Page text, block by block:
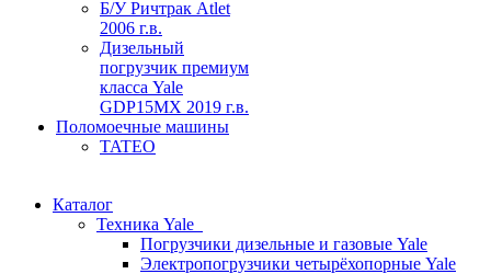
Б/У Ричтрак Atlet
2006 г.в.
Дизельный
погрузчик премиум
класса Yale
GDP15MX 2019 г.в.
Поломоечные машины
TATEO
Каталог
Техника Yale
Погрузчики дизельные и газовые Yale
Электропогрузчики четырёхопорные Yale